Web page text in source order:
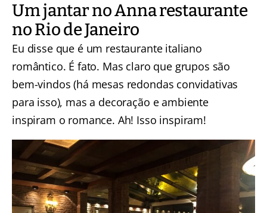
Um jantar no Anna restaurante
no Rio de Janeiro
Eu disse que é um restaurante italiano
romântico. É fato. Mas claro que grupos são
bem-vindos (há mesas redondas convidativas
para isso), mas a decoração e ambiente
inspiram o romance. Ah! Isso inspiram!